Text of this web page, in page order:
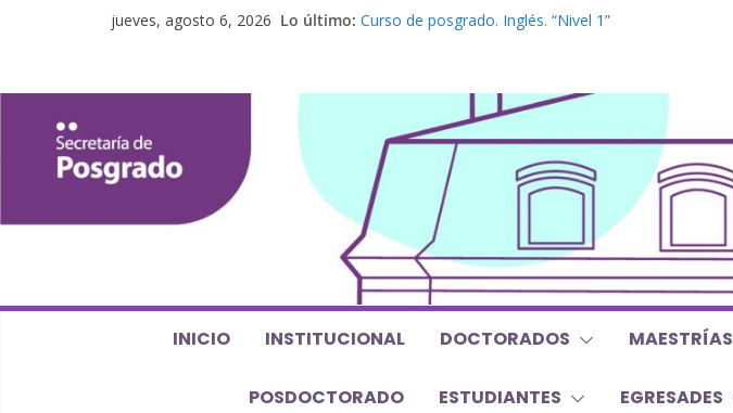
jueves, agosto 6, 2026 Lo último: Curso de posgrado. Inglés. “Nivel 1”
perspectiva algebraica”
Curso de doctorado. “El proceso de investigación y la
elaboración de una tesis doctoral”
INICIO INSTITUCIONAL DOCTORADOS MAESTRÍAS
POSDOCTORADO ESTUDIANTES EGRESADES